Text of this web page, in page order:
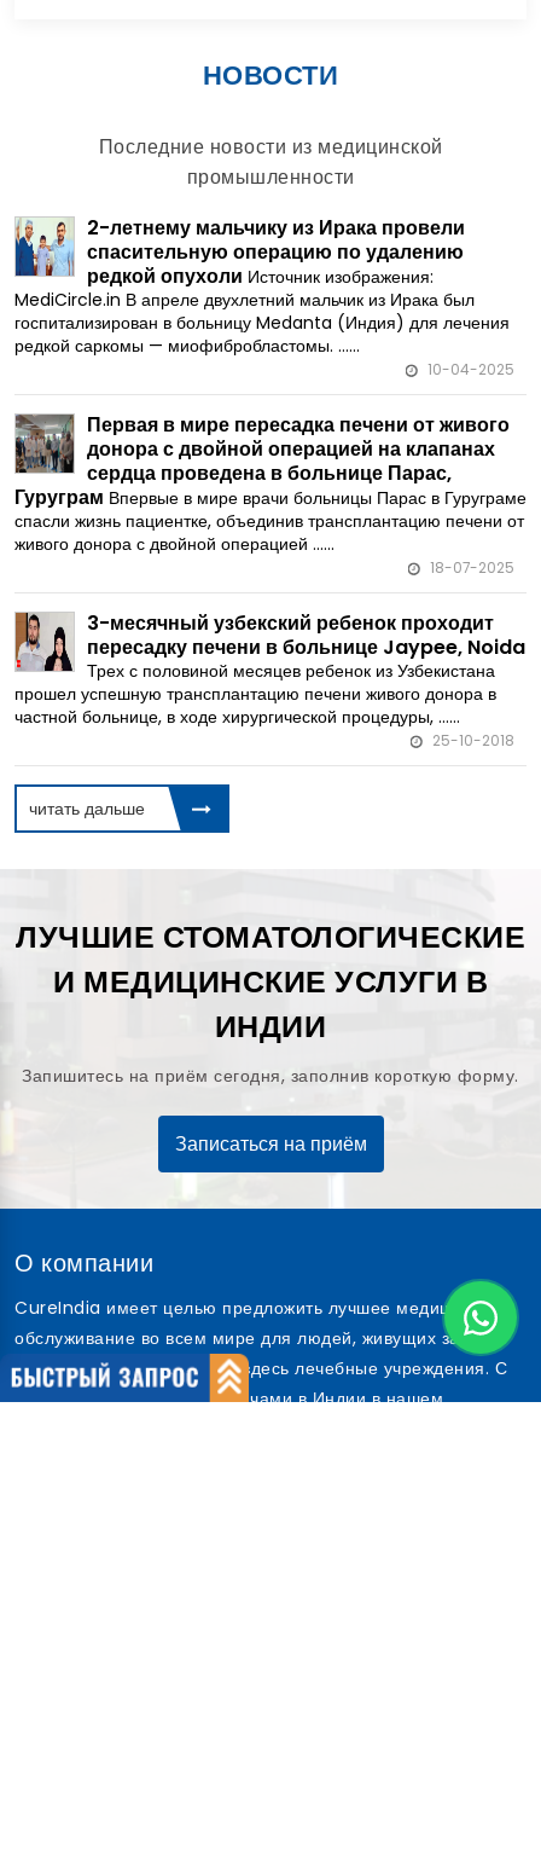
НОВОСТИ
Последние новости из медицинской
промышленности
2-летнему мальчику из Ирака провели
спасительную операцию по удалению
редкой опухоли Источник изображения:
MediCircle.in В апреле двухлетний мальчик из Ирака был
госпитализирован в больницу Medanta (Индия) для лечения
редкой саркомы — миофибробластомы. ......
10-04-2025
Первая в мире пересадка печени от живого
донора с двойной операцией на клапанах
сердца проведена в больнице Парас,
Гуруграм Впервые в мире врачи больницы Парас в Гуруграме
спасли жизнь пациентке, объединив трансплантацию печени от
живого донора с двойной операцией ......
18-07-2025
3-месячный узбекский ребенок проходит
пересадку печени в больнице Jaypee, Noida
Трех с половиной месяцев ребенок из Узбекистана
прошел успешную трансплантацию печени живого донора в
частной больнице, в ходе хирургической процедуры, ......
25-10-2018
читать дальше
ЛУЧШИЕ СТОМАТОЛОГИЧЕСКИЕ
И МЕДИЦИНСКИЕ УСЛУГИ В
ИНДИИ
Запишитесь на приём сегодня, заполнив короткую форму.
Записаться на приём
О компании
CureIndia имеет целью предложить лучшее медицинское
обслуживание во всем мире для людей, живущих за
пределами Индии, и ищет здесь лечебные учреждения. С
лучшими больницами и врачами в Индии в нашем